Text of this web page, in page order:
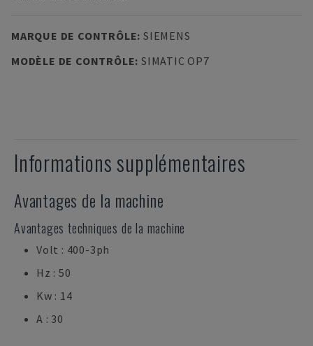
MARQUE DE CONTRÔLE: SIEMENS
MODÈLE DE CONTRÔLE: SIMATIC OP7
Informations supplémentaires
Avantages de la machine
Avantages techniques de la machine
Volt : 400-3ph
Hz : 50
Kw : 14
A : 30